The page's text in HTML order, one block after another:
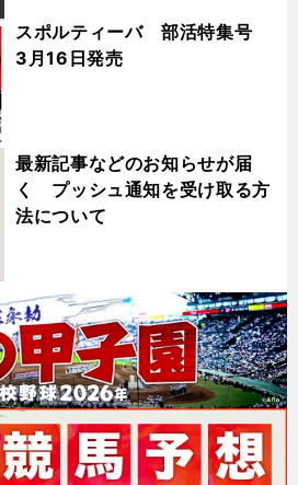
スポルティーバ 部活特集号
3月16日発売
最新記事などのお知らせが届
く プッシュ通知を受け取る方
法について